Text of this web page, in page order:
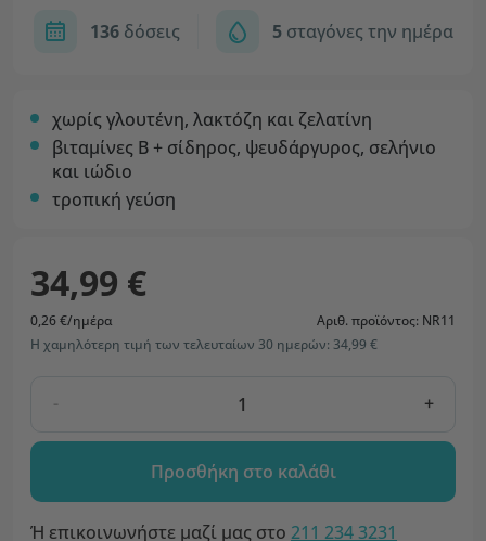
136δόσεις 5σταγόνες την ημέρα
χωρίς γλουτένη, λακτόζη και ζελατίνη
βιταμίνες Β + σίδηρος, ψευδάργυρος, σελήνιο
και ιώδιο
τροπική γεύση
34,99 €
0,26 €/ημέρα
Αριθ. προϊόντος: NR11
Η χαμηλότερη τιμή των τελευταίων 30 ημερών: 34,99 €
- +
Προσθήκη στο καλάθι
Ή επικοινωνήστε μαζί μας στο 211 234 3231